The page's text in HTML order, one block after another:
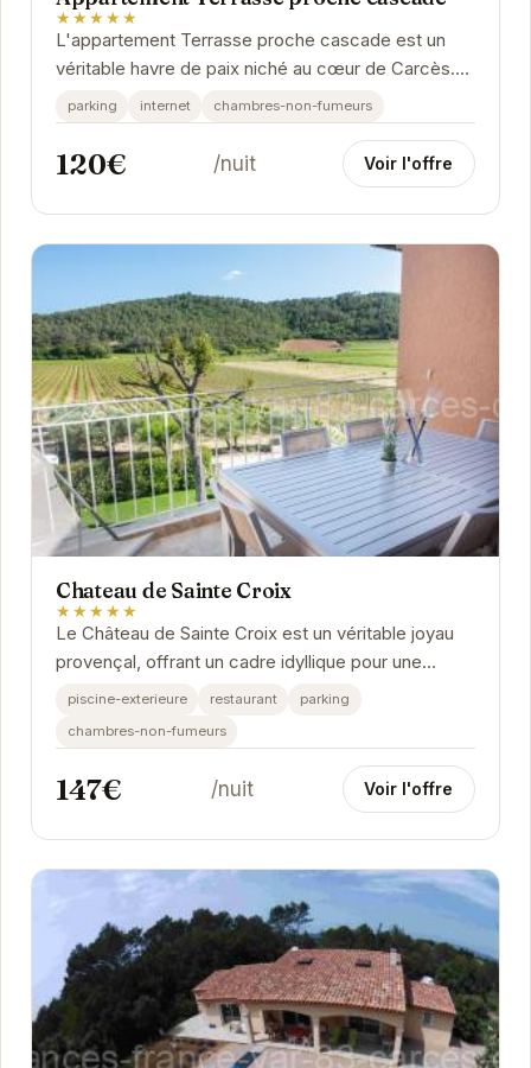
★★★★★
L'appartement Terrasse proche cascade est un
véritable havre de paix niché au cœur de Carcès.
Son emplacement privilégié à proximité d'une...
parking internet chambres-non-fumeurs
120€ /nuit Voir l'offre
Chateau de Sainte Croix
★★★★★
Le Château de Sainte Croix est un véritable joyau
provençal, offrant un cadre idyllique pour une
escapade romantique ou des vacances en
piscine-exterieure restaurant
parking
chambres-non-fumeurs
147€ /nuit Voir l'offre